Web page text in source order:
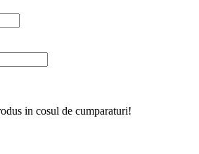
in cosul de cumparaturi!